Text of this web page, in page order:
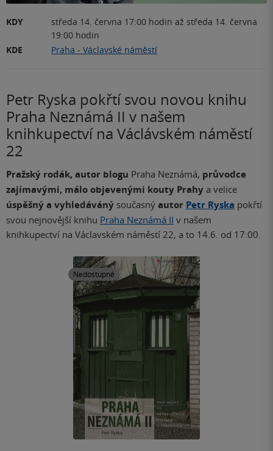
KDY středa 14. června 17:00 hodin až středa 14. června
19:00 hodin
KDE
Praha - Václavské náměstí
Petr Ryska pokřtí svou novou knihu
Praha Neznámá II v našem
knihkupectví na Václávském náměstí
22
Pražský rodák, autor blogu Praha Neznámá, průvodce
zajímavými, málo objevenými kouty Prahy a velice
úspěšný a vyhledáváný současný autor Petr Ryska pokřtí
svou nejnovější knihu Praha Neznámá II v našem
knihkupectví na Václavském náměstí 22, a to 14.6. od 17:00.
Nedostupné